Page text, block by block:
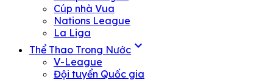
Cúp nhà Vua
Nations League
La Liga
Thể Thao Trong Nước expand_more
V-League
Đội tuyển Quốc gia